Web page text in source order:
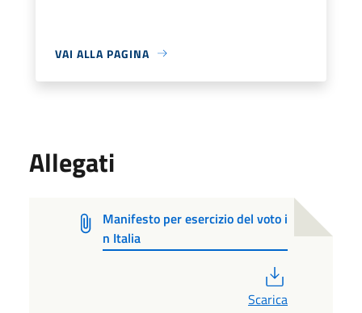
VAI ALLA PAGINA
Allegati
Manifesto per esercizio del voto i
n Italia
Scarica